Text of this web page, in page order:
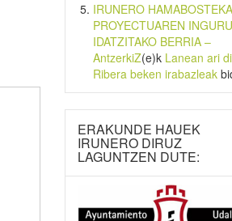
IRUNERO
PROYECTUAREN
IDATZITAKO BERRIA –
AntzerkiZ(e)k Lanean ari
Ribera beken irabazleak
ERAKUNDE HAUEK
IRUNERO DIRUZ
LAGUNTZEN DUTE: